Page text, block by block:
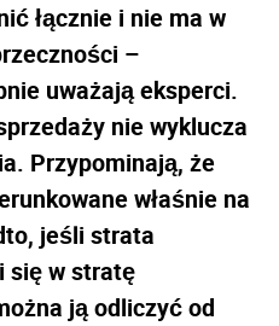
łącznie i nie ma w
–
uważają eksperci.
nie wyklucza
Przypominają, że
właśnie na
jeśli strata
się w stratę
ją odliczyć od